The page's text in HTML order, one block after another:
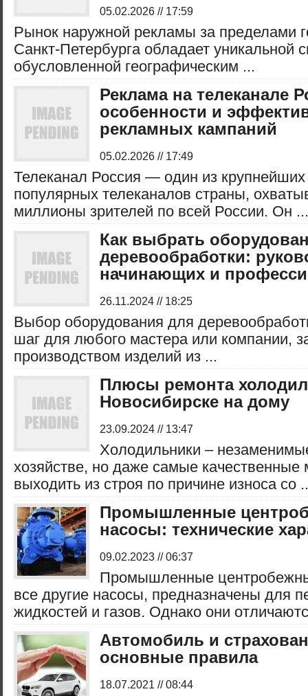
05.02.2026 // 17:59
Рынок наружной рекламы за пределами
Санкт-Петербурга обладает уникальной
обусловленной географическим ...
Реклама на телеканале
особенности и
рекламных кампаний
05.02.2026 // 17:49
Телеканал Россия — один из
популярных телеканалов страны,
миллионы зрителей по всей России. Он ...
Как выбрать
деревообработки:
начинающих и
26.11.2024 // 18:25
Выбор оборудования для
шаг для любого мастера или компании,
производством изделий из ...
Плюсы ремонта
Новосибирске на дому
23.09.2024 // 13:47
Холодильники –
хозяйстве, но даже самые качественные
выходить из строя по причине износа со
Промышленные
насосы: технические
09.02.2023 // 06:37
Промышленные
все другие насосы, предназначены для
жидкостей и газов. Однако они
Автомобиль и
основные правила
18.07.2021 // 08:44